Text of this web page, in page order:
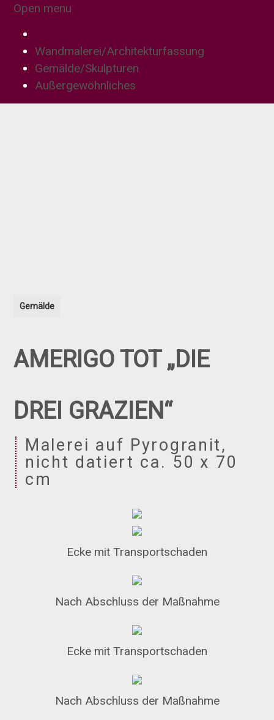
Open menu
Wandmalerei/Architekturfassung
Gemälde/Skulpturen
Außergewöhnliches
Gemälde
AMERIGO TOT „DIE
DREI GRAZIEN“
Malerei auf Pyrogranit,
nicht datiert ca. 50 x 70
cm
Ecke mit Transportschaden
Nach Abschluss der Maßnahme
Ecke mit Transportschaden
Nach Abschluss der Maßnahme